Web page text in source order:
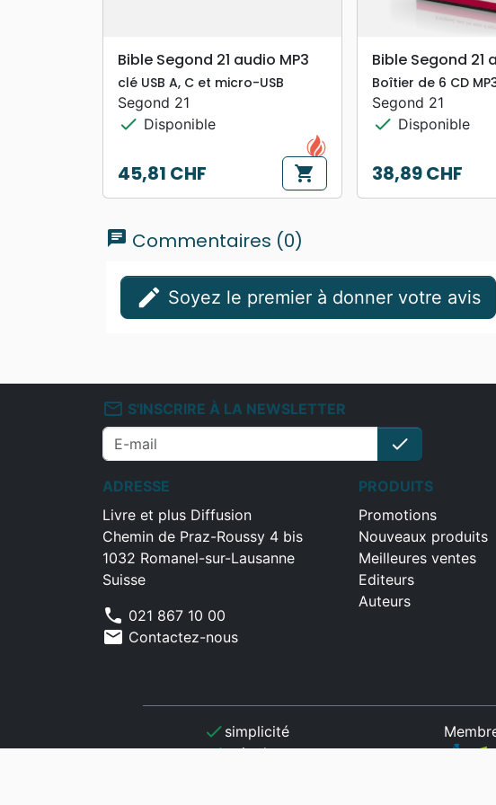
search APERÇU RAPIDE
Bible Segond 21 audio MP3
clé USB A, C et micro-USB
Segond 21
check Disponible
Prix
45,81 CHF shopping_cart
search APERÇU
Bible Segond 21
Boîtier de 6 CD
Segond 21
check Disponible
Prix
38,89 CHF
chat Commentaires (0)
edit Soyez le premier à donner votre avis
mail_outline S'INSCRIRE À LA NEWSLETTER
check
ADRESSE
Livre et plus Diffusion
Chemin de Praz-Roussy 4 bis
1032 Romanel-sur-Lausanne
Suisse
phone 021 867 10 00
mail Contactez-nous
PRODUITS
Promotions
Nouveaux produits
Meilleures ventes
Editeurs
Auteurs
check simplicité
checkgain de temps